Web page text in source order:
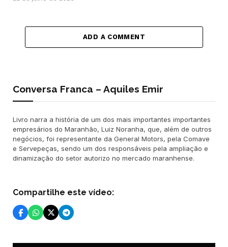
ADD A COMMENT
Conversa Franca – Aquiles Emir
Livro narra a história de um dos mais importantes importantes
empresários do Maranhão, Luiz Noranha, que, além de outros
negócios, foi representante da General Motors, pela Comave
e Servepeças, sendo um dos responsáveis pela ampliação e
dinamização do setor autorizo no mercado maranhense.
Compartilhe este vídeo: